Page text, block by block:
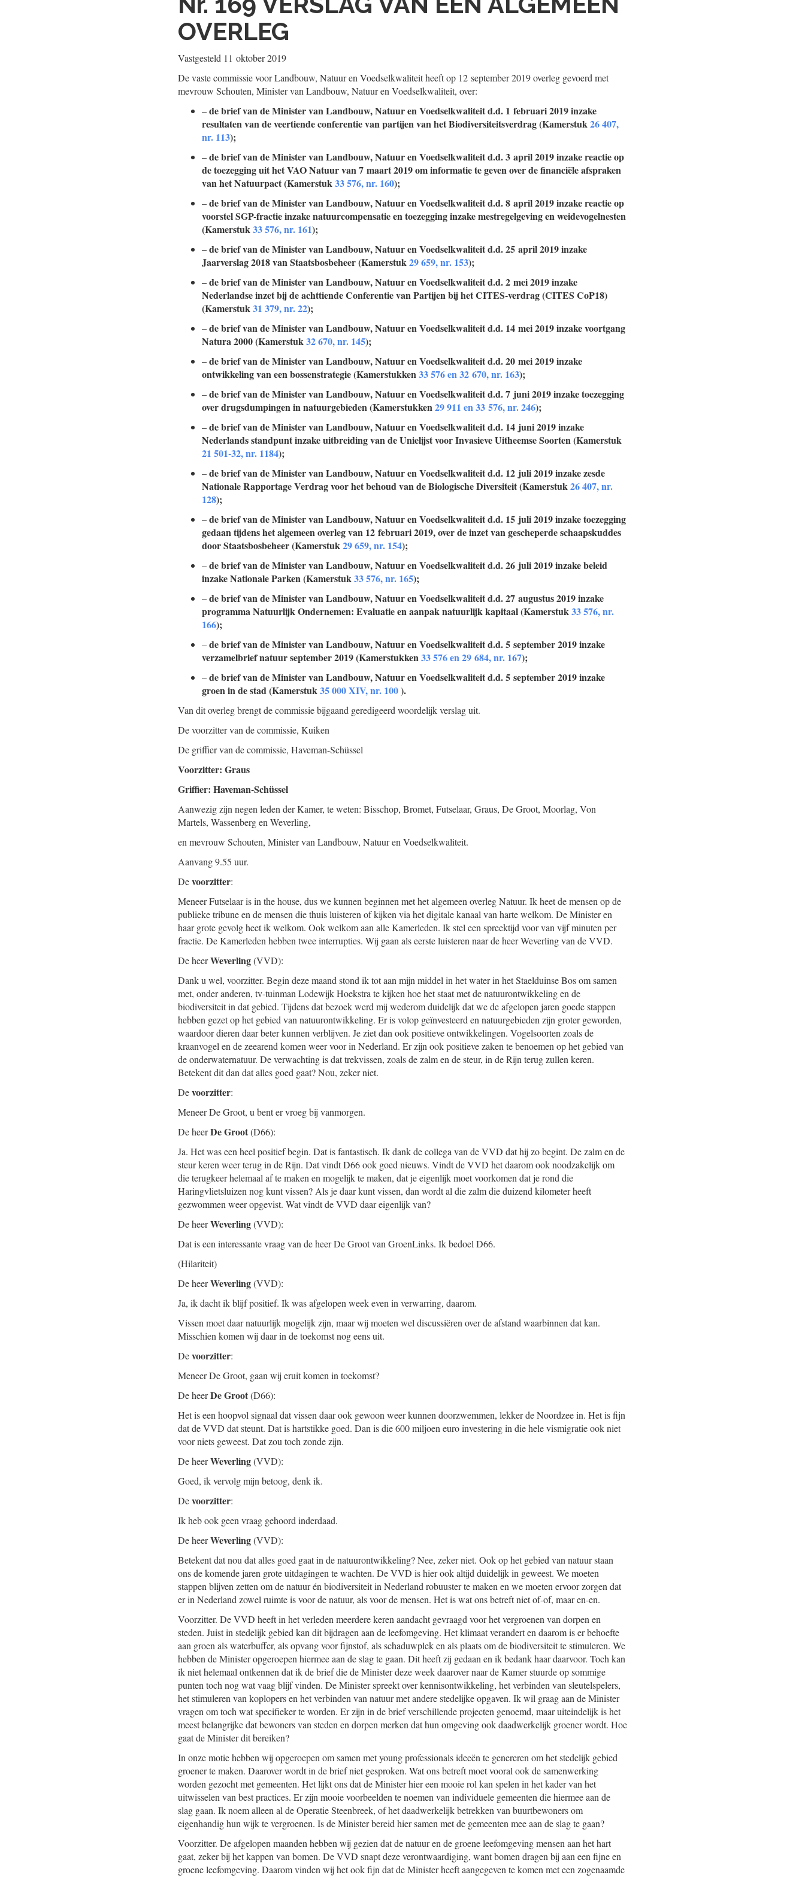
OVERLEG
Vastgesteld 11 oktober 2019
De vaste commissie voor Landbouw, Natuur en Voedselkwaliteit heeft op 12 september 2019 overleg gevoerd met
mevrouw Schouten, Minister van Landbouw, Natuur en Voedselkwaliteit, over:
–de brief van de Minister van Landbouw, Natuur en Voedselkwaliteit d.d. 1 februari 2019 inzake
resultaten van de veertiende conferentie van partijen van het Biodiversiteitsverdrag (Kamerstuk26 407,
nr. 113);
–de brief van de Minister van Landbouw, Natuur en Voedselkwaliteit d.d. 3 april 2019 inzake reactie op
de toezegging uit het VAO Natuur van 7 maart 2019 om informatie te geven over de financiële afspraken
van het Natuurpact (Kamerstuk33 576, nr. 160);
–de brief van de Minister van Landbouw, Natuur en Voedselkwaliteit d.d. 8 april 2019 inzake reactie op
voorstel SGP-fractie inzake natuurcompensatie en toezegging inzake mestregelgeving en weidevogelnesten
(Kamerstuk33 576, nr. 161);
–de brief van de Minister van Landbouw, Natuur en Voedselkwaliteit d.d. 25 april 2019 inzake
Jaarverslag 2018 van Staatsbosbeheer (Kamerstuk29 659, nr. 153);
–de brief van de Minister van Landbouw, Natuur en Voedselkwaliteit d.d. 2 mei 2019 inzake
Nederlandse inzet bij de achttiende Conferentie van Partijen bij het CITES-verdrag (CITES CoP18)
(Kamerstuk31 379, nr. 22);
–de brief van de Minister van Landbouw, Natuur en Voedselkwaliteit d.d. 14 mei 2019 inzake voortgang
Natura 2000 (Kamerstuk32 670, nr. 145);
–de brief van de Minister van Landbouw, Natuur en Voedselkwaliteit d.d. 20 mei 2019 inzake
ontwikkeling van een bossenstrategie (Kamerstukken33 576 en 32 670, nr. 163);
–de brief van de Minister van Landbouw, Natuur en Voedselkwaliteit d.d. 7 juni 2019 inzake toezegging
over drugsdumpingen in natuurgebieden (Kamerstukken29 911 en 33 576, nr. 246);
–de brief van de Minister van Landbouw, Natuur en Voedselkwaliteit d.d. 14 juni 2019 inzake
Nederlands standpunt inzake uitbreiding van de Unielijst voor Invasieve Uitheemse Soorten (Kamerstuk
21 501-32, nr. 1184);
–de brief van de Minister van Landbouw, Natuur en Voedselkwaliteit d.d. 12 juli 2019 inzake zesde
Nationale Rapportage Verdrag voor het behoud van de Biologische Diversiteit (Kamerstuk26 407, nr.
128);
–de brief van de Minister van Landbouw, Natuur en Voedselkwaliteit d.d. 15 juli 2019 inzake toezegging
gedaan tijdens het algemeen overleg van 12 februari 2019, over de inzet van gescheperde schaapskuddes
door Staatsbosbeheer (Kamerstuk29 659, nr. 154);
–de brief van de Minister van Landbouw, Natuur en Voedselkwaliteit d.d. 26 juli 2019 inzake beleid
inzake Nationale Parken (Kamerstuk33 576, nr. 165);
–de brief van de Minister van Landbouw, Natuur en Voedselkwaliteit d.d. 27 augustus 2019 inzake
programma Natuurlijk Ondernemen: Evaluatie en aanpak natuurlijk kapitaal (Kamerstuk33 576, nr.
166);
–de brief van de Minister van Landbouw, Natuur en Voedselkwaliteit d.d. 5 september 2019 inzake
verzamelbrief natuur september 2019 (Kamerstukken33 576 en 29 684, nr. 167);
–de brief van de Minister van Landbouw, Natuur en Voedselkwaliteit d.d. 5 september 2019 inzake
groen in de stad (Kamerstuk35 000 XIV, nr. 100).
Van dit overleg brengt de commissie bijgaand geredigeerd woordelijk verslag uit.
De voorzitter van de commissie, Kuiken
De griffier van de commissie, Haveman-Schüssel
Voorzitter: Graus
Griffier: Haveman-Schüssel
Aanwezig zijn negen leden der Kamer, te weten: Bisschop, Bromet, Futselaar, Graus, De Groot, Moorlag, Von
Martels, Wassenberg en Weverling,
en mevrouw Schouten, Minister van Landbouw, Natuur en Voedselkwaliteit.
Aanvang 9.55 uur.
Devoorzitter:
Meneer Futselaar is in the house, dus we kunnen beginnen met het algemeen overleg Natuur. Ik heet de mensen op de
publieke tribune en de mensen die thuis luisteren of kijken via het digitale kanaal van harte welkom. De Minister en
haar grote gevolg heet ik welkom. Ook welkom aan alle Kamerleden. Ik stel een spreektijd voor van vijf minuten per
fractie. De Kamerleden hebben twee interrupties. Wij gaan als eerste luisteren naar de heer Weverling van de VVD.
De heerWeverling(VVD):
Dank u wel, voorzitter. Begin deze maand stond ik tot aan mijn middel in het water in het Staelduinse Bos om samen
met, onder anderen, tv-tuinman Lodewijk Hoekstra te kijken hoe het staat met de natuurontwikkeling en de
biodiversiteit in dat gebied. Tijdens dat bezoek werd mij wederom duidelijk dat we de afgelopen jaren goede stappen
hebben gezet op het gebied van natuurontwikkeling. Er is volop geïnvesteerd en natuurgebieden zijn groter geworden,
waardoor dieren daar beter kunnen verblijven. Je ziet dan ook positieve ontwikkelingen. Vogelsoorten zoals de
kraanvogel en de zeearend komen weer voor in Nederland. Er zijn ook positieve zaken te benoemen op het gebied van
de onderwaternatuur. De verwachting is dat trekvissen, zoals de zalm en de steur, in de Rijn terug zullen keren.
Betekent dit dan dat alles goed gaat? Nou, zeker niet.
Devoorzitter:
Meneer De Groot, u bent er vroeg bij vanmorgen.
De heerDe Groot(D66):
Ja. Het was een heel positief begin. Dat is fantastisch. Ik dank de collega van de VVD dat hij zo begint. De zalm en de
steur keren weer terug in de Rijn. Dat vindt D66 ook goed nieuws. Vindt de VVD het daarom ook noodzakelijk om
die terugkeer helemaal af te maken en mogelijk te maken, dat je eigenlijk moet voorkomen dat je rond die
Haringvlietsluizen nog kunt vissen? Als je daar kunt vissen, dan wordt al die zalm die duizend kilometer heeft
gezwommen weer opgevist. Wat vindt de VVD daar eigenlijk van?
De heerWeverling(VVD):
Dat is een interessante vraag van de heer De Groot van GroenLinks. Ik bedoel D66.
(Hilariteit)
De heerWeverling(VVD):
Ja, ik dacht ik blijf positief. Ik was afgelopen week even in verwarring, daarom.
Vissen moet daar natuurlijk mogelijk zijn, maar wij moeten wel discussiëren over de afstand waarbinnen dat kan.
Misschien komen wij daar in de toekomst nog eens uit.
Devoorzitter:
Meneer De Groot, gaan wij eruit komen in toekomst?
De heerDe Groot(D66):
Het is een hoopvol signaal dat vissen daar ook gewoon weer kunnen doorzwemmen, lekker de Noordzee in. Het is fijn
dat de VVD dat steunt. Dat is hartstikke goed. Dan is die 600 miljoen euro investering in die hele vismigratie ook niet
voor niets geweest. Dat zou toch zonde zijn.
De heerWeverling(VVD):
Goed, ik vervolg mijn betoog, denk ik.
Devoorzitter:
Ik heb ook geen vraag gehoord inderdaad.
De heerWeverling(VVD):
Betekent dat nou dat alles goed gaat in de natuurontwikkeling? Nee, zeker niet. Ook op het gebied van natuur staan
ons de komende jaren grote uitdagingen te wachten. De VVD is hier ook altijd duidelijk in geweest. We moeten
stappen blijven zetten om de natuur én biodiversiteit in Nederland robuuster te maken en we moeten ervoor zorgen dat
er in Nederland zowel ruimte is voor de natuur, als voor de mensen. Het is wat ons betreft niet of-of, maar en-en.
Voorzitter. De VVD heeft in het verleden meerdere keren aandacht gevraagd voor het vergroenen van dorpen en
steden. Juist in stedelijk gebied kan dit bijdragen aan de leefomgeving. Het klimaat verandert en daarom is er behoefte
aan groen als waterbuffer, als opvang voor fijnstof, als schaduwplek en als plaats om de biodiversiteit te stimuleren. We
hebben de Minister opgeroepen hiermee aan de slag te gaan. Dit heeft zij gedaan en ik bedank haar daarvoor. Toch kan
ik niet helemaal ontkennen dat ik de brief die de Minister deze week daarover naar de Kamer stuurde op sommige
punten toch nog wat vaag blijf vinden. De Minister spreekt over kennisontwikkeling, het verbinden van sleutelspelers,
het stimuleren van koplopers en het verbinden van natuur met andere stedelijke opgaven. Ik wil graag aan de Minister
vragen om toch wat specifieker te worden. Er zijn in de brief verschillende projecten genoemd, maar uiteindelijk is het
meest belangrijke dat bewoners van steden en dorpen merken dat hun omgeving ook daadwerkelijk groener wordt. Hoe
gaat de Minister dit bereiken?
In onze motie hebben wij opgeroepen om samen met young professionals ideeën te genereren om het stedelijk gebied
groener te maken. Daarover wordt in de brief niet gesproken. Wat ons betreft moet vooral ook de samenwerking
worden gezocht met gemeenten. Het lijkt ons dat de Minister hier een mooie rol kan spelen in het kader van het
uitwisselen van best practices. Er zijn mooie voorbeelden te noemen van individuele gemeenten die hiermee aan de
slag gaan. Ik noem alleen al de Operatie Steenbreek, of het daadwerkelijk betrekken van buurtbewoners om
eigenhandig hun wijk te vergroenen. Is de Minister bereid hier samen met de gemeenten mee aan de slag te gaan?
Voorzitter. De afgelopen maanden hebben wij gezien dat de natuur en de groene leefomgeving mensen aan het hart
gaat, zeker bij het kappen van bomen. De VVD snapt deze verontwaardiging, want bomen dragen bij aan een fijne en
groene leefomgeving. Daarom vinden wij het ook fijn dat de Minister heeft aangegeven te komen met een zogenaamde